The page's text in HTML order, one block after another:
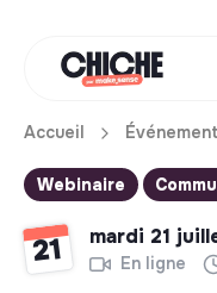
Accueil
Webinaire
21 mardi 21
En ligne